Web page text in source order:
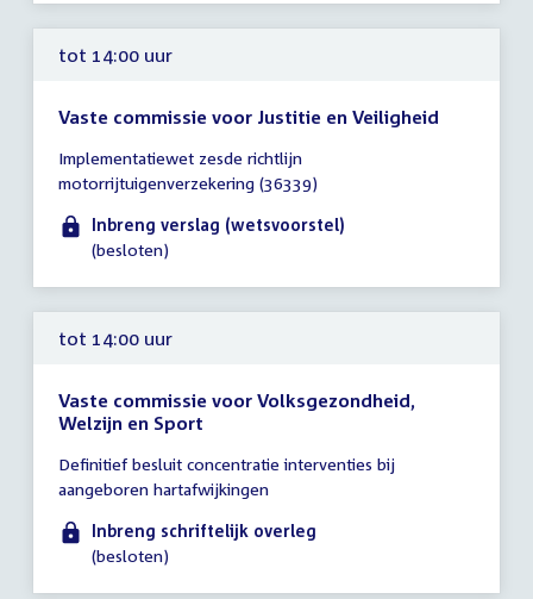
tot 14:00 uur
Vaste commissie voor Justitie en Veiligheid
vergadering
tot
14:00
uur
Implementatiewet zesde richtlijn
motorrijtuigenverzekering (36339)
Inbreng verslag (wetsvoorstel)
(besloten)
tot 14:00 uur
Vaste commissie voor Volksgezondheid,
Welzijn en Sport
vergadering
tot
14:00
uur
Definitief besluit concentratie interventies bij
aangeboren hartafwijkingen
Inbreng schriftelijk overleg
(besloten)